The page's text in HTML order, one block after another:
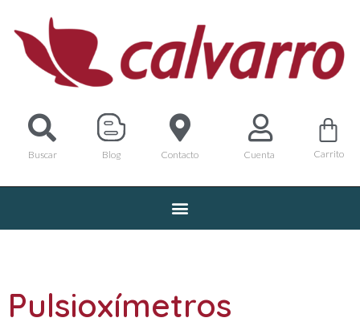
Buscar Blog Contacto Cuenta Carrito
Pulsioxímetros